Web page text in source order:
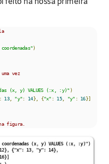
coordenadas")
vez
(x, y) VALUES (:x, :y)" )
: 13, "y": 14}, {"x" : 15, "y" : 16}]
figura.